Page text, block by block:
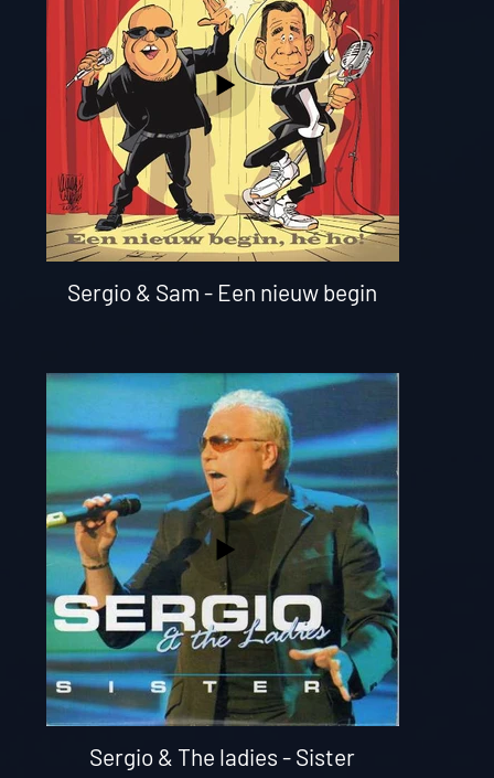
Sergio & Sam - Een nieuw begin
Sergio & The ladies - Sister